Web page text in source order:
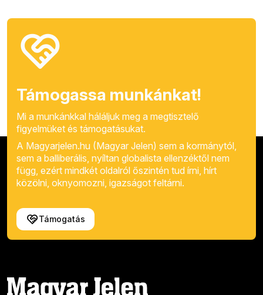
Támogassa munkánkat!
Mi a munkánkkal háláljuk meg a megtisztelő
figyelmüket és támogatásukat.
A Magyarjelen.hu (Magyar Jelen) sem a kormánytól,
sem a balliberális, nyíltan globalista ellenzéktől nem
függ, ezért mindkét oldalról őszintén tud írni, hírt
közölni, oknyomozni, igazságot feltárni.
Támogatás